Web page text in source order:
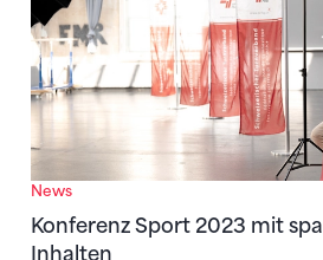
News
Konferenz Sport 2023 mit
Inhalten